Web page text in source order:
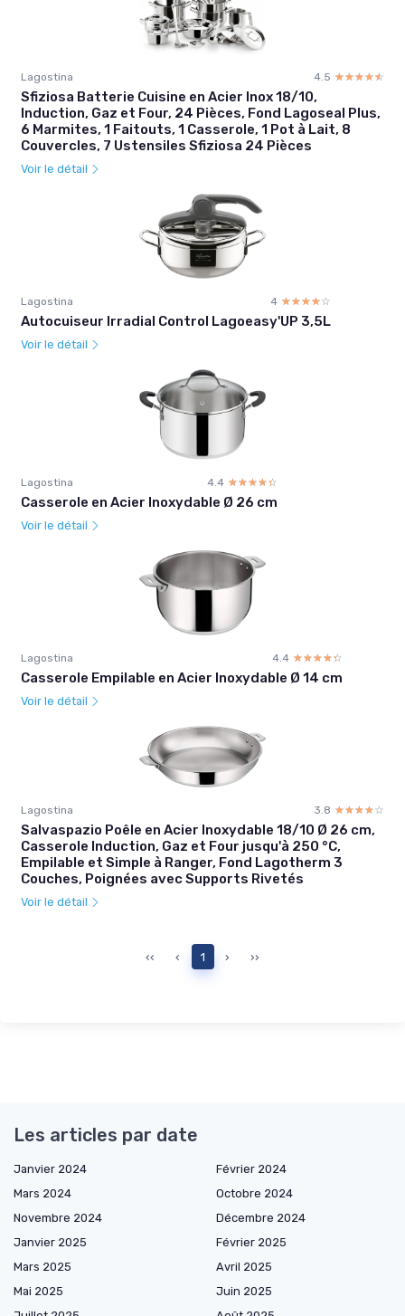
Lagostina 4.5 ☆☆☆☆☆
★★★★★
Sfiziosa Batterie Cuisine en Acier Inox 18/10,
Induction, Gaz et Four, 24 Pièces, Fond Lagoseal Plus,
6 Marmites, 1 Faitouts, 1 Casserole, 1 Pot à Lait, 8
Couvercles, 7 Ustensiles Sfiziosa 24 Pièces
Voir le détail
Lagostina 4 ☆☆☆☆☆
★★★★★
Autocuiseur Irradial Control Lagoeasy'UP 3,5L
Voir le détail
Lagostina 4.4 ☆☆☆☆☆
★★★★★
Casserole en Acier Inoxydable Ø 26 cm
Voir le détail
Lagostina 4.4 ☆☆☆☆☆
★★★★★
Casserole Empilable en Acier Inoxydable Ø 14 cm
Voir le détail
Lagostina 3.8 ☆☆☆☆☆
★★★★★
Salvaspazio Poêle en Acier Inoxydable 18/10 Ø 26 cm,
Casserole Induction, Gaz et Four jusqu'à 250 °C,
Empilable et Simple à Ranger, Fond Lagotherm 3
Couches, Poignées avec Supports Rivetés
Voir le détail
‹‹ ‹ 1 › ››
Les articles par date
Janvier 2024
Février 2024
Mars 2024
Octobre 2024
Novembre 2024
Décembre 2024
Janvier 2025
Février 2025
Mars 2025
Avril 2025
Mai 2025
Juin 2025